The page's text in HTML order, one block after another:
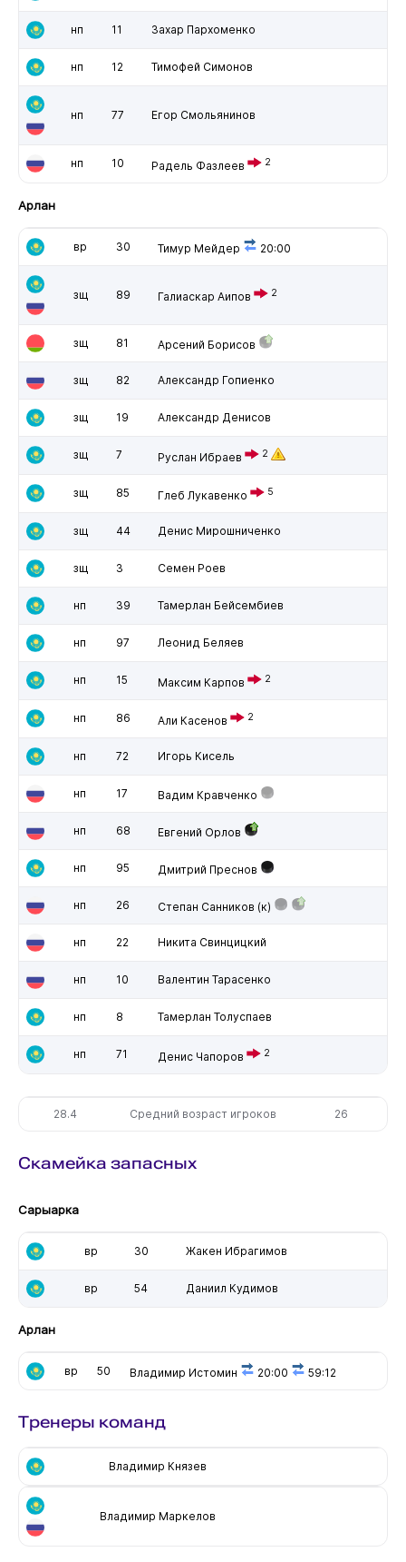
нп 11 Захар Пархоменко
нп 12 Тимофей Симонов
нп 77 Егор Смольянинов
нп 10 Радель Фазлеев 2
Арлан
вр 30 Тимур Мейдер 20:00
зщ 89 Галиаскар Аипов 2
зщ 81 Арсений Борисов
зщ 82 Александр Гопиенко
зщ 19 Александр Денисов
зщ 7 Руслан Ибраев 2
зщ 85 Глеб Лукавенко 5
зщ 44 Денис Мирошниченко
зщ 3 Семен Роев
нп 39 Тамерлан Бейсембиев
нп 97 Леонид Беляев
нп 15 Максим Карпов 2
нп 86 Али Касенов 2
нп 72 Игорь Кисель
нп 17 Вадим Кравченко
нп 68 Евгений Орлов
нп 95 Дмитрий Преснов
нп 26 Степан Санников (к)
нп 22 Никита Свинцицкий
нп 10 Валентин Тарасенко
нп 8 Тамерлан Толуспаев
нп 71 Денис Чапоров 2
28.4 Средний возраст игроков 26
Скамейка запасных
Сарыарка
вр 30 Жакен Ибрагимов
вр 54 Даниил Кудимов
Арлан
вр 50 Владимир Истомин 20:00 59:12
Тренеры команд
Владимир Князев
Владимир Маркелов